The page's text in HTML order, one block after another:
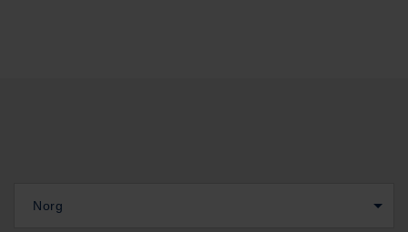
Norg